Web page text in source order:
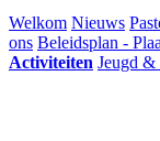
Welkom Nieuws
ons Beleidsplan -
Activiteiten Jeugd &